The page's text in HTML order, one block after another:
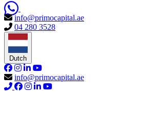
info@primocapital.ae
04 280 3528
Dutch
info@primocapital.ae